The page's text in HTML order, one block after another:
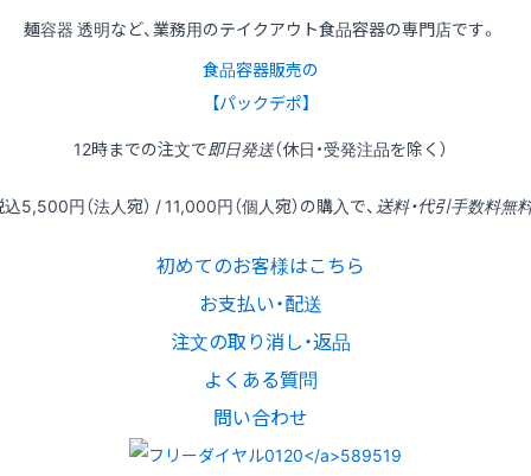
麺容器 透明など、業務用のテイクアウト食品容器の専門店です。
食品容器販売の
【パックデポ】
12時までの注文で即日発送（休日・受発注品を除く）
込5,500円（法人宛） / 11,000円（個人宛）の購入で、 送料・代引手数料無
初めてのお客様はこちら
お支払い・配送
注文の取り消し・返品
よくある質問
問い合わせ